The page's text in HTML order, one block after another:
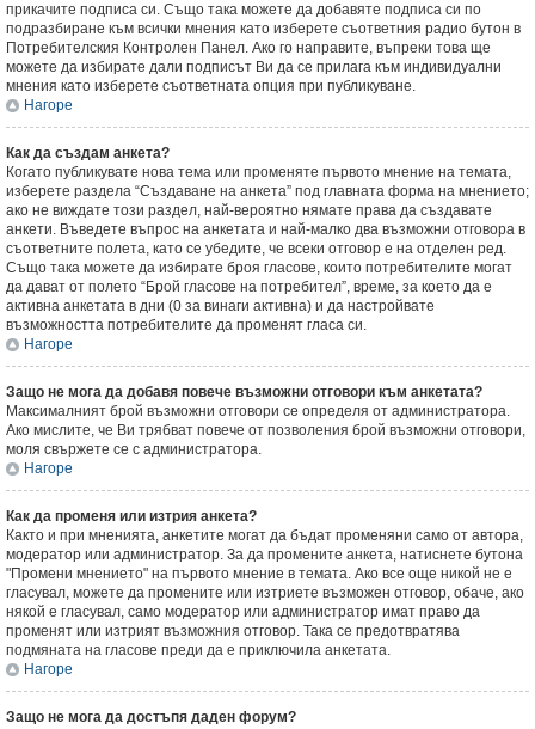
прикачите подписа си. Също така можете да добавяте подписа си по
подразбиране към всички мнения като изберете съответния радио бутон в
Потребителския Контролен Панел. Ако го направите, въпреки това ще
можете да избирате дали подписът Ви да се прилага към индивидуални
мнения като изберете съответната опция при публикуване.
Нагоре
Как да създам анкета?
Когато публикувате нова тема или променяте първото мнение на темата,
изберете раздела “Създаване на анкета” под главната форма на мнението;
ако не виждате този раздел, най-вероятно нямате права да създавате
анкети. Въведете въпрос на анкетата и най-малко два възможни отговора в
съответните полета, като се убедите, че всеки отговор е на отделен ред.
Също така можете да избирате броя гласове, които потребителите могат
да дават от полето “Брой гласове на потребител”, време, за което да е
активна анкетата в дни (0 за винаги активна) и да настройвате
възможността потребителите да променят гласа си.
Нагоре
Защо не мога да добавя повече възможни отговори към анкетата?
Максималният брой възможни отговори се определя от администратора.
Ако мислите, че Ви трябват повече от позволения брой възможни отговори,
моля свържете се с администратора.
Нагоре
Как да променя или изтрия анкета?
Както и при мненията, анкетите могат да бъдат променяни само от автора,
модератор или администратор. За да промените анкета, натиснете бутона
"Промени мнението" на първото мнение в темата. Ако все още никой не е
гласувал, можете да промените или изтриете възможен отговор, обаче, ако
някой е гласувал, само модератор или администратор имат право да
променят или изтрият възможния отговор. Така се предотвратява
подмяната на гласове преди да е приключила анкетата.
Нагоре
Защо не мога да достъпя даден форум?